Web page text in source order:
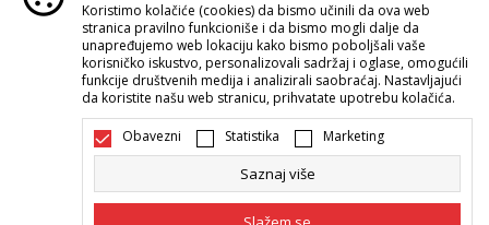
Srbija Promenite
Nastojimo da budemo što precizniji u opisu proizvoda, prikazu slika i
Koristimo kolačiće (cookies) da bismo učinili da ova web
stranica pravilno funkcioniše i da bismo mogli dalje da
unapređujemo web lokaciju kako bismo poboljšali vaše
korisničko iskustvo, personalizovali sadržaj i oglase, omogućili
funkcije društvenih medija i analizirali saobraćaj. Nastavljajući
da koristite našu web stranicu, prihvatate upotrebu kolačića.
Obavezni Statistika Marketing
Saznaj više